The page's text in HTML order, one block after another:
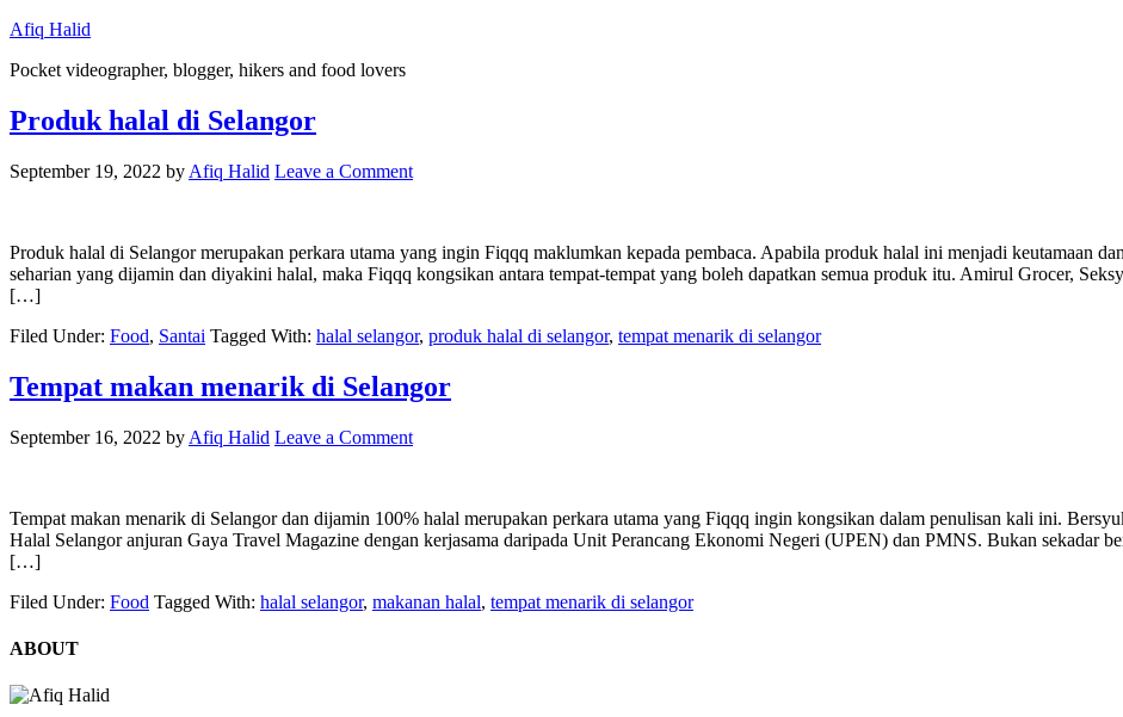
Afiq Halid
Pocket videographer, blogger, hikers and food lovers
Produk halal di Selangor
September 19, 2022 by Afiq Halid Leave a Comment
Produk halal di Selangor merupakan perkara utama yang ingin Fiqqq maklumkan kepada pembaca. Apabila produk halal ini menjadi keutamaan
seharian yang dijamin dan diyakini halal, maka Fiqqq kongsikan antara tempat-tempat yang boleh dapatkan semua produk itu. Amirul Grocer,
[…]
Filed Under: Food, Santai Tagged With: halal selangor, produk halal di selangor, tempat menarik di selangor
Tempat makan menarik di Selangor
September 16, 2022 by Afiq Halid Leave a Comment
Tempat makan menarik di Selangor dan dijamin 100% halal merupakan perkara utama yang Fiqqq ingin kongsikan dalam penulisan kali ini.
Halal Selangor anjuran Gaya Travel Magazine dengan kerjasama daripada Unit Perancang Ekonomi Negeri (UPEN) dan PMNS. Bukan sekadar
[…]
Filed Under: Food Tagged With: halal selangor, makanan halal, tempat menarik di selangor
ABOUT